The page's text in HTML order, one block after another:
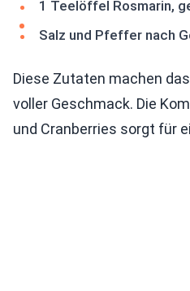
1 Teelöffel Rosmarin,
Salz und Pfeffer nach
Diese Zutaten machen
voller Geschmack. Die
und Cranberries sorgt für